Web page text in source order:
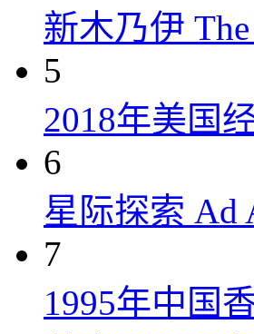
新木乃伊
5
2018年美国
6
星际探索 Ad
7
1995年中国